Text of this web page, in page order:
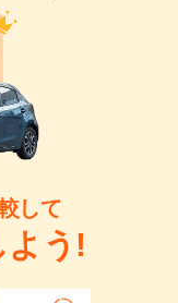
して
よう!